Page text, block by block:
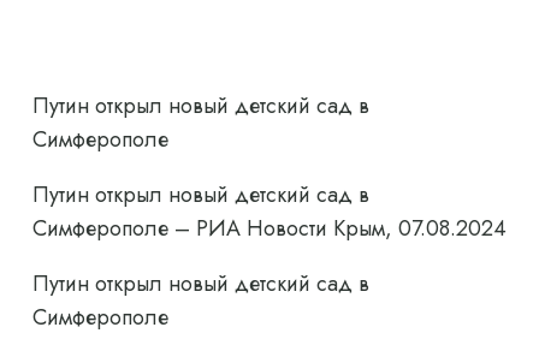
Путин открыл новый детский сад в
Симферополе
Путин открыл новый детский сад в
Симферополе – РИА Новости Крым, 07.08.2024
Путин открыл новый детский сад в
Симферополе